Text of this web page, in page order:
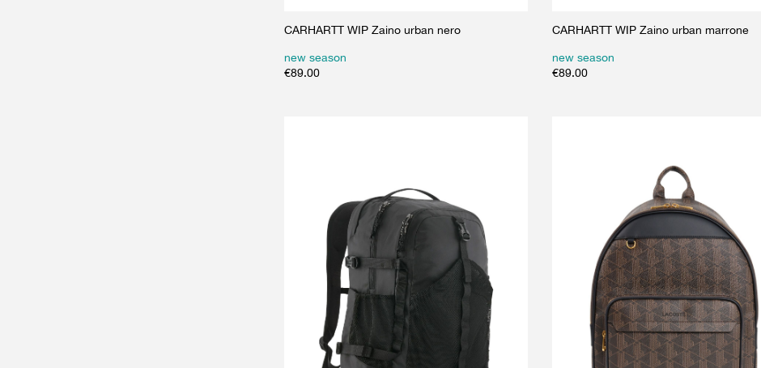
CARHARTT WIP Zaino urban nero
new season
€89.00
CARHARTT WIP Zaino urban marrone
new season
€89.00